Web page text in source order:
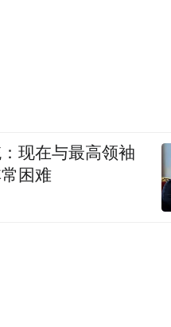
现在与最高领袖
困难